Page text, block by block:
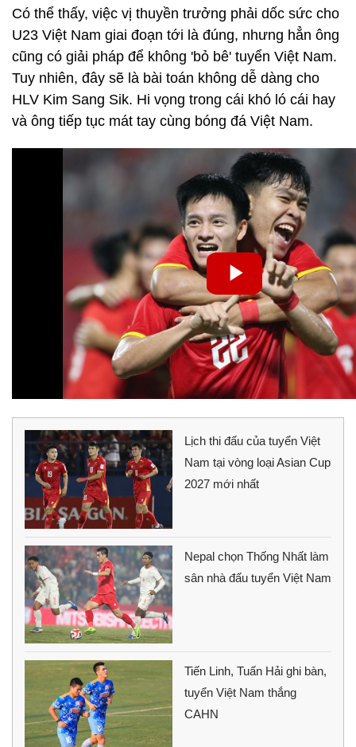
Có thể thấy, việc vị thuyền trưởng phải dốc sức cho
U23 Việt Nam giai đoạn tới là đúng, nhưng hẳn ông
cũng có giải pháp để không 'bỏ bê' tuyển Việt Nam.
Tuy nhiên, đây sẽ là bài toán không dễ dàng cho
HLV Kim Sang Sik. Hi vọng trong cái khó ló cái hay
và ông tiếp tục mát tay cùng bóng đá Việt Nam.
Lịch thi đấu của tuyển Việt
Nam tại vòng loại Asian Cup
2027 mới nhất
Nepal chọn Thống Nhất làm
sân nhà đấu tuyển Việt Nam
Tiến Linh, Tuấn Hải ghi bàn,
tuyển Việt Nam thắng
CAHN